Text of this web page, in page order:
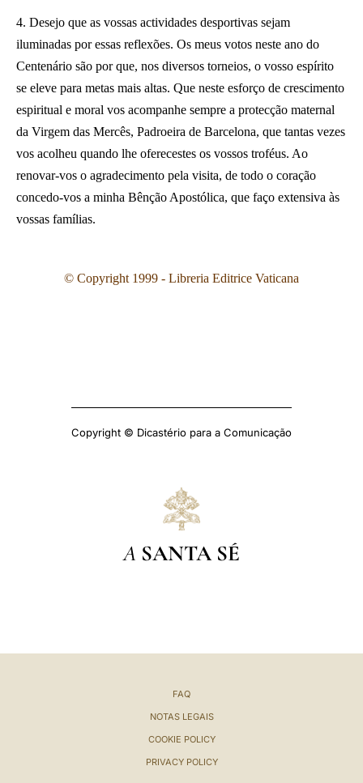
4. Desejo que as vossas actividades desportivas sejam
iluminadas por essas reflexões. Os meus votos neste ano do
Centenário são por que, nos diversos torneios, o vosso espírito
se eleve para metas mais altas. Que neste esforço de crescimento
espiritual e moral vos acompanhe sempre a protecção maternal
da Virgem das Mercês, Padroeira de Barcelona, que tantas vezes
vos acolheu quando lhe oferecestes os vossos troféus. Ao
renovar-vos o agradecimento pela visita, de todo o coração
concedo-vos a minha Bênção Apostólica, que faço extensiva às
vossas famílias.
© Copyright 1999 - Libreria Editrice Vaticana
Copyright © Dicastério para a Comunicação
A SANTA SÉ
FAQ
NOTAS LEGAIS
COOKIE POLICY
PRIVACY POLICY